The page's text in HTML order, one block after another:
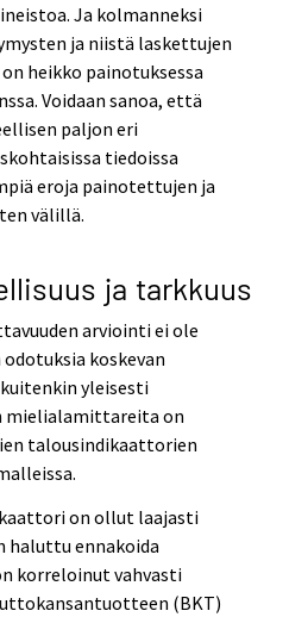
Ja kolmanneksi
ja niistä laskettujen
heikko painotuksessa
Voidaan sanoa, että
paljon eri
tiedoissa
eroja painotettujen ja
välillä.
ja tarkkuus
arviointi ei ole
koskevan
yleisesti
mielialamittareita on
talousindikaattorien
on ollut laajasti
haluttu ennakoida
korreloinut vahvasti
(BKT)